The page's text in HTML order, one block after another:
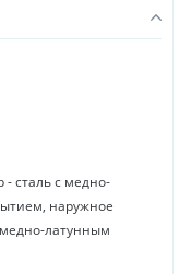
- сталь с медно-
наружное
медно-латунным